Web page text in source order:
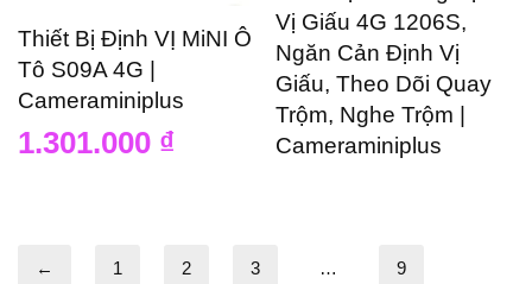
Thiết Bị Định VỊ MiNI Ô
Tô S09A 4G |
Cameraminiplus
1.301.000 ₫
Vị Giấu 4G 1206S,
Ngăn Cản Định Vị
Giấu, Theo Dõi Quay
Trộm, Nghe Trộm |
Cameraminiplus
← 1 2 3 … 9